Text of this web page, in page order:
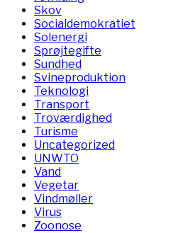
Skov
Socialdemokratiet
Solenergi
Sprøjtegifte
Sundhed
Svineproduktion
Teknologi
Transport
Troværdighed
Turisme
Uncategorized
UNWTO
Vand
Vegetar
Vindmøller
Virus
Zoonose